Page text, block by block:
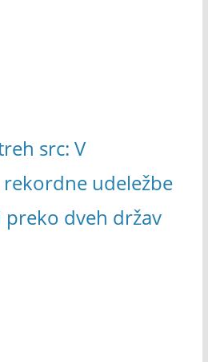
src: V
udeležbe
dveh držav